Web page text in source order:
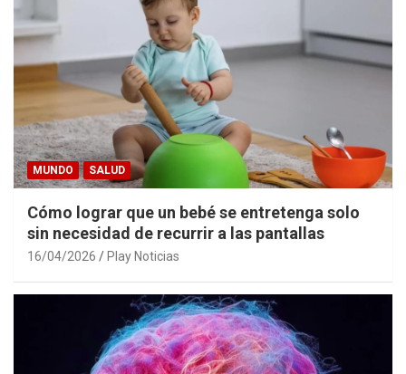
MUNDO SALUD
Cómo lograr que un bebé se entretenga solo
sin necesidad de recurrir a las pantallas
16/04/2026 Play Noticias